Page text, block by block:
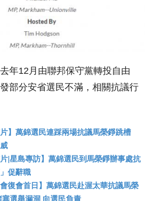
年12月由聯邦保守黨轉投自由
部分安省選民不滿，相關抗議行
片】萬錦選民連踩兩場抗議馬榮錚跳槽
片|星島專訪】萬錦選民到馬榮錚辦事處抗
促辭職
會復會首日】萬錦選民赴渥太華抗議馬榮
選舉漏洞 向選民負責